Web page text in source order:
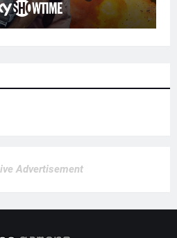
Advertisement